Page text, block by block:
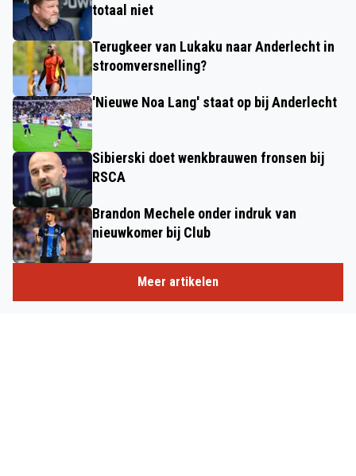
totaal niet
Terugkeer van Lukaku naar Anderlecht in
stroomversnelling?
'Nieuwe Noa Lang' staat op bij Anderlecht
Sibierski doet wenkbrauwen fronsen bij
RSCA
Brandon Mechele onder indruk van
nieuwkomer bij Club
Meer artikelen